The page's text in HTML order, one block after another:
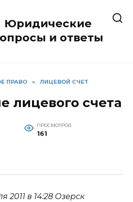
Юридические
и ответы
ПРАВО » ЛИЦЕВОЙ СЧЕТ
лицевого счета
ПРОСМОТРОВ
161
2011 в 14:28 Озерск